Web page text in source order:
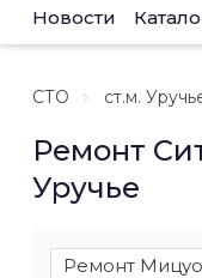
Новости
СТО ст.м.
Ремонт
Уручье
Ремонт